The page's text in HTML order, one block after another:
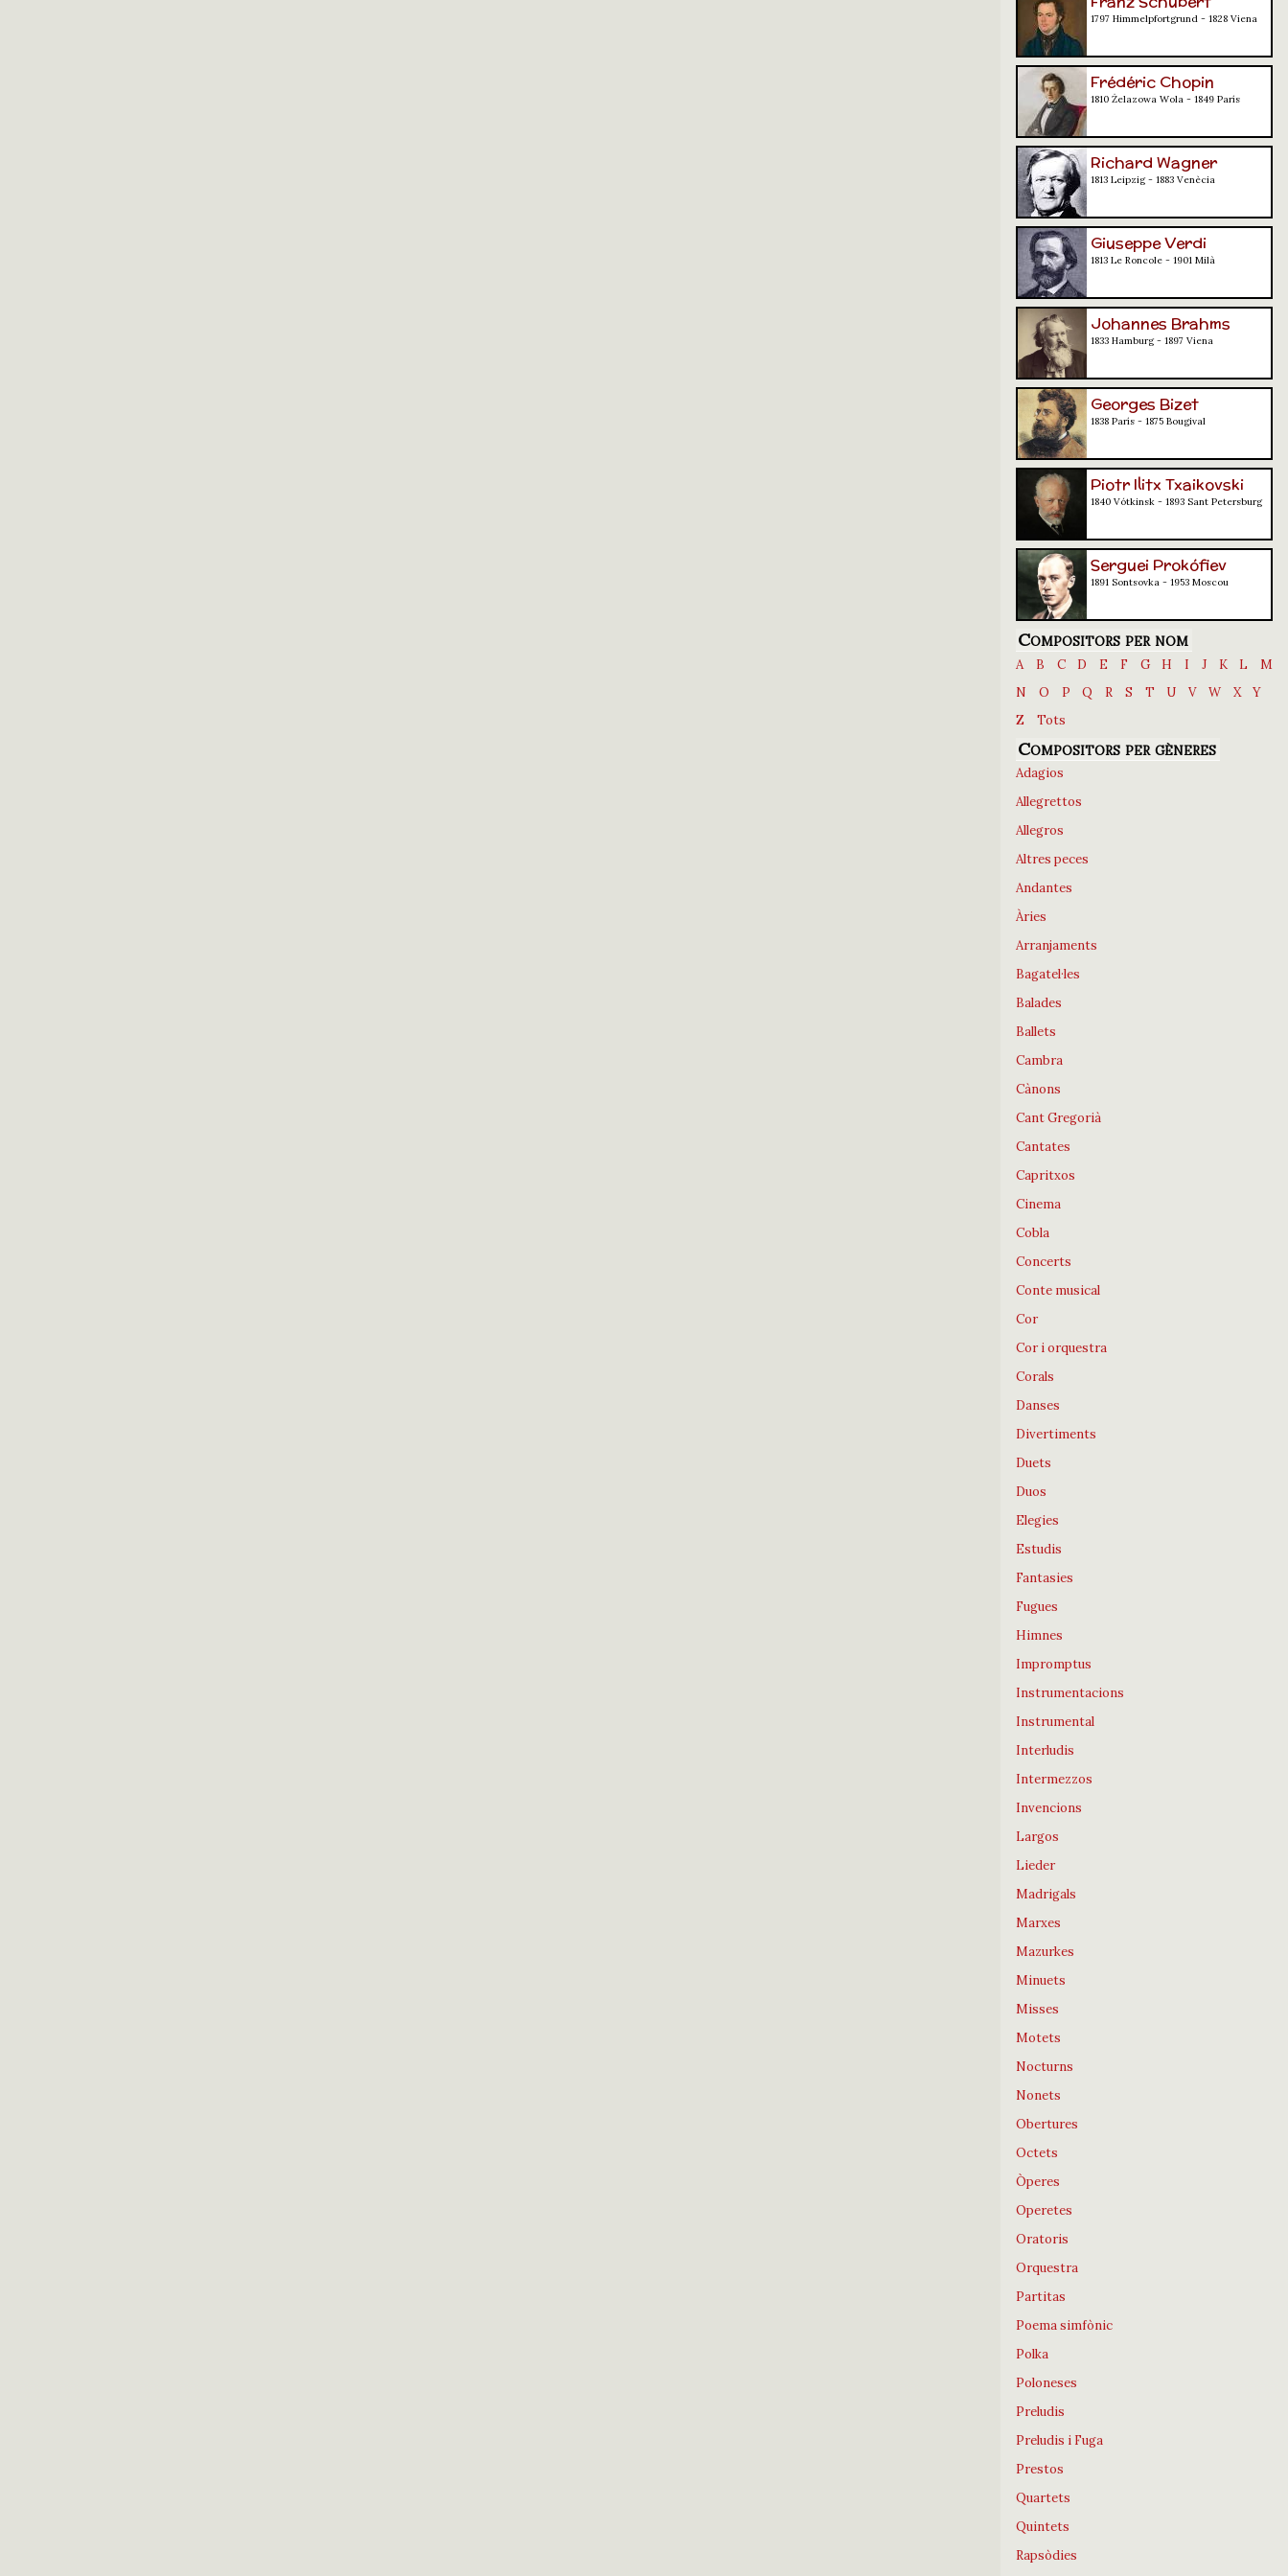
1797 Himmelpfortgrund - 1828 Viena
Frédéric Chopin
1810 Żelazowa Wola - 1849 París
Richard Wagner
1813 Leipzig - 1883 Venècia
Giuseppe Verdi
1813 Le Roncole - 1901 Milà
Johannes Brahms
1833 Hamburg - 1897 Viena
Georges Bizet
1838 París - 1875 Bougival
Piotr Ilitx Txaikovski
1840 Vótkinsk - 1893 Sant Petersburg
Serguei Prokófiev
1891 Sontsovka - 1953 Moscou
Compositors per nom
A B C D E F G H I J K L
M
N
O P Q R S T U V W X
Y
Z
Tots
Compositors per gèneres
Adagios
Allegrettos
Allegros
Altres peces
Andantes
Àries
Arranjaments
Bagatel·les
Balades
Ballets
Cambra
Cànons
Cant Gregorià
Cantates
Capritxos
Cinema
Cobla
Concerts
Conte musical
Cor
Cor i orquestra
Corals
Danses
Divertiments
Duets
Duos
Elegies
Estudis
Fantasies
Fugues
Himnes
Impromptus
Instrumentacions
Instrumental
Interludis
Intermezzos
Invencions
Largos
Lieder
Madrigals
Marxes
Mazurkes
Minuets
Misses
Motets
Nocturns
Nonets
Obertures
Octets
Òperes
Operetes
Oratoris
Orquestra
Partitas
Poema simfònic
Polka
Poloneses
Preludis
Preludis i Fuga
Prestos
Quartets
Quintets
Rapsòdies